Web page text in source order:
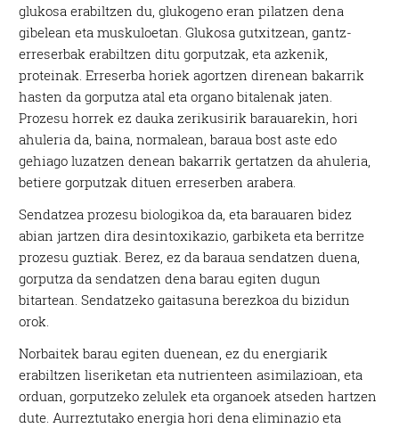
glukosa erabiltzen du, glukogeno eran pilatzen dena
gibelean eta muskuloetan. Glukosa gutxitzean, gantz-
erreserbak erabiltzen ditu gorputzak, eta azkenik,
proteinak. Erreserba horiek agortzen direnean bakarrik
hasten da gorputza atal eta organo bitalenak jaten.
Prozesu horrek ez dauka zerikusirik barauarekin, hori
ahuleria da, baina, normalean, baraua bost aste edo
gehiago luzatzen denean bakarrik gertatzen da ahuleria,
betiere gorputzak dituen erreserben arabera.
Sendatzea prozesu biologikoa da, eta barauaren bidez
abian jartzen dira desintoxikazio, garbiketa eta berritze
prozesu guztiak. Berez, ez da baraua sendatzen duena,
gorputza da sendatzen dena barau egiten dugun
bitartean. Sendatzeko gaitasuna berezkoa du bizidun
orok.
Norbaitek barau egiten duenean, ez du energiarik
erabiltzen liseriketan eta nutrienteen asimilazioan, eta
orduan, gorputzeko zelulek eta organoek atseden hartzen
dute. Aurreztutako energia hori dena eliminazio eta